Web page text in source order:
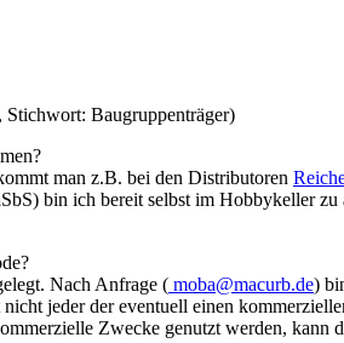
Stichwort: Baugruppenträger)
man z.B. bei den Distributoren
bin ich bereit selbst im Hobbykeller
Nach Anfrage ( moba@macurb.de)
jeder der eventuell einen
Zwecke genutzt werden, kann